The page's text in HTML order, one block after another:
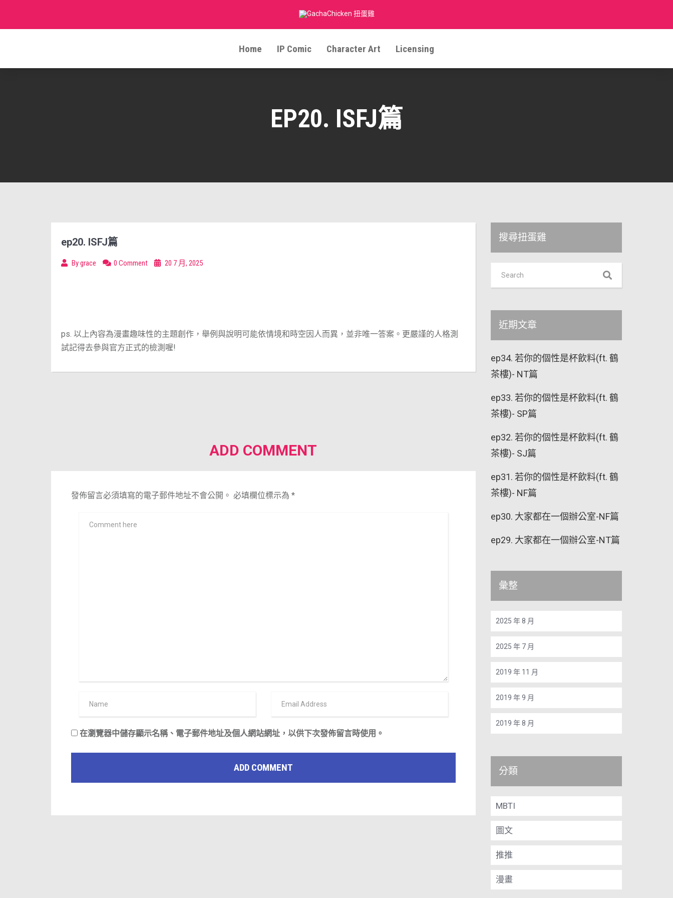
Home IP Comic Character Art Licensing
EP20. ISFJ篇
ep20. ISFJ篇
Bygrace 0 Comment 20 7 月, 2025
ps. 以上內容為漫畫趣味性的主題創作，舉例與說明可能依情境和時空因人而異，並非唯一答案。更嚴謹的人格測
試記得去參與官方正式的檢測喔!
ADD COMMENT
發佈留言必須填寫的電子郵件地址不會公開。 必填欄位標示為 *
在瀏覽器中儲存顯示名稱、電子郵件地址及個人網站網址，以供下次發佈留言時使用。
搜尋扭蛋雞
近期文章
ep34. 若你的個性是杯飲料(ft. 鶴
茶樓)- NT篇
ep33. 若你的個性是杯飲料(ft. 鶴
茶樓)- SP篇
ep32. 若你的個性是杯飲料(ft. 鶴
茶樓)- SJ篇
ep31. 若你的個性是杯飲料(ft. 鶴
茶樓)- NF篇
ep30. 大家都在一個辦公室-NF篇
ep29. 大家都在一個辦公室-NT篇
彙整
2025 年 8 月
2025 年 7 月
2019 年 11 月
2019 年 9 月
2019 年 8 月
分類
MBTI
圖文
推推
漫畫